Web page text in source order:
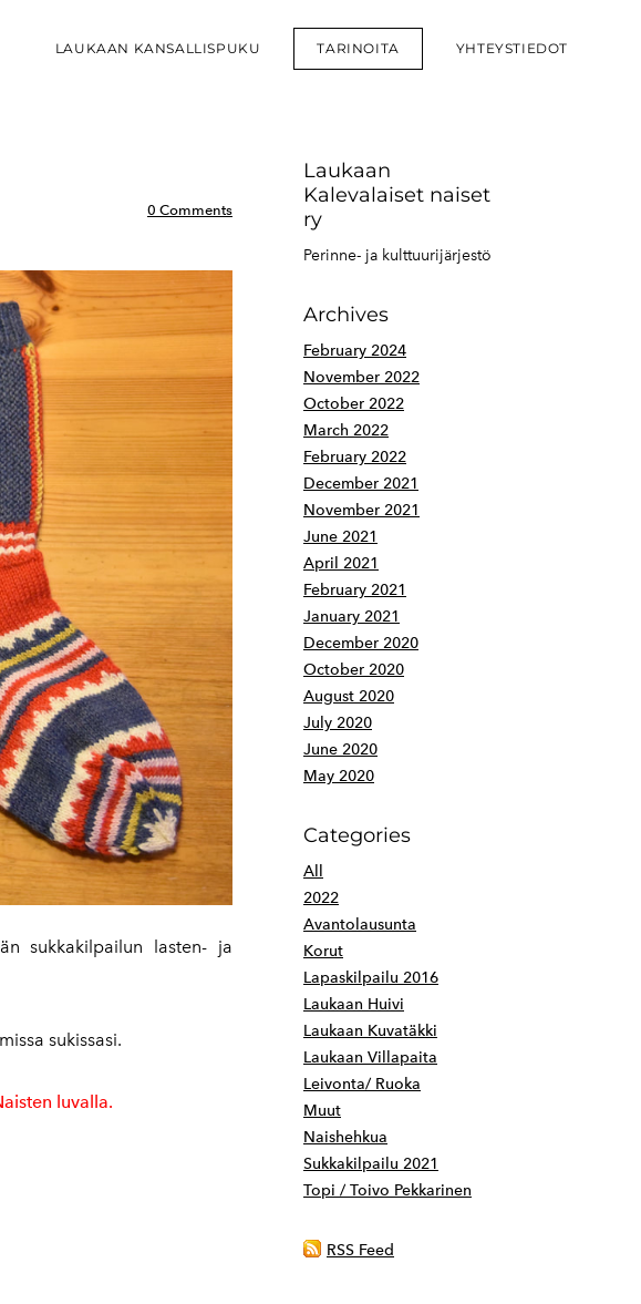
LAUKAAN KANSALLISPUKU TARINOITA YHTEYSTIEDOT
0 Comments
sukkakilpailun lasten- ja
sukissasi.
luvalla.
Laukaan
Kalevalaiset naiset
ry
Perinne- ja kulttuurijärjestö
Archives
February 2024
November 2022
October 2022
March 2022
February 2022
December 2021
November 2021
June 2021
April 2021
February 2021
January 2021
December 2020
October 2020
August 2020
July 2020
June 2020
May 2020
Categories
All
2022
Avantolausunta
Korut
Lapaskilpailu 2016
Laukaan Huivi
Laukaan Kuvatäkki
Laukaan Villapaita
Leivonta/ Ruoka
Muut
Naishehkua
Sukkakilpailu 2021
Topi / Toivo Pekkarinen
RSS Feed